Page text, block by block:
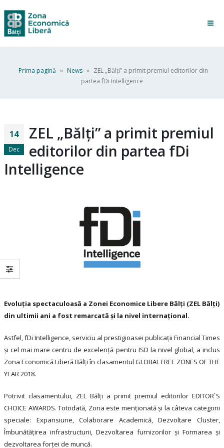
Prima pagină » News » ZEL „Bălți” a primit premiul editorilor din
partea fDi Intelligence
14
Dec
ZEL „Bălți” a primit premiul
editorilor din partea fDi
Intelligence
Evoluția spectaculoasă a Zonei Economice Libere Bălți (ZEL Bălți)
din ultimii ani a fost remarcată și la nivel internațional.
Astfel, fDi Intelligence, serviciu al prestigioasei publicații Financial Times
și cel mai mare centru de excelență pentru ISD la nivel global, a inclus
Zona Economică Liberă Bălți în clasamentul GLOBAL FREE ZONES OF THE
YEAR 2018.
Potrivit clasamentului, ZEL Bălți a primit premiul editorilor EDITOR`S
CHOICE AWARDS. Totodată, Zona este menționată și la câteva categorii
speciale: Expansiune, Colaborare Academică, Dezvoltare Cluster,
Îmbunătățirea infrastructurii, Dezvoltarea furnizorilor și Formarea și
dezvoltarea forței de muncă.